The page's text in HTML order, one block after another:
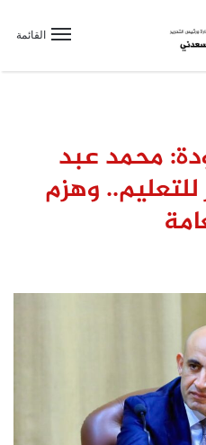
القائمة
محمد عبد
للتعليم.. وهزم